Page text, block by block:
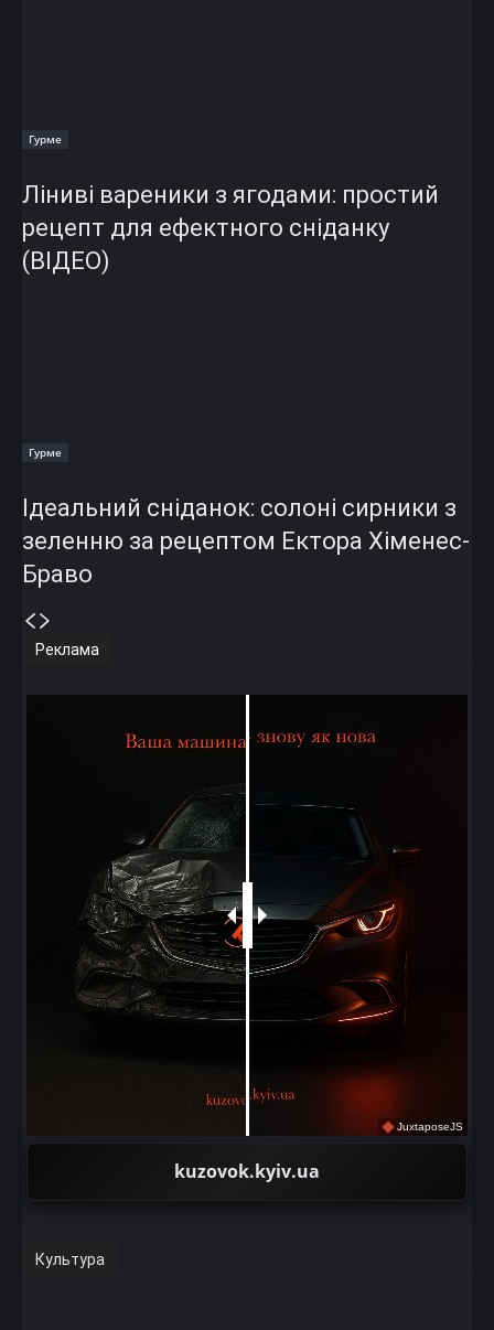
Гурме
Ліниві вареники з ягодами: простий
рецепт для ефектного сніданку
(ВІДЕО)
Гурме
Ідеальний сніданок: солоні сирники з
зеленню за рецептом Ектора Хіменес-
Браво
Реклама
JuxtaposeJS
kuzovok.kyiv.ua
Культура